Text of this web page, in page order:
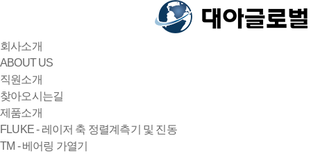
회사소개
ABOUT US
직원소개
찾아오시는길
제품소개
FLUKE - 레이저 축 정렬계측기 및 진동
TM - 베어링 가열기